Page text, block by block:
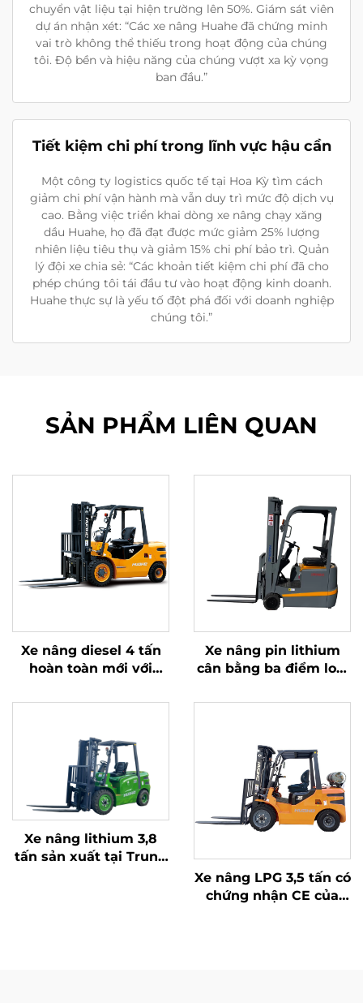
chuyển vật liệu tại hiện trường lên 50%. Giám sát viên
dự án nhận xét: “Các xe nâng Huahe đã chứng minh
vai trò không thể thiếu trong hoạt động của chúng
tôi. Độ bền và hiệu năng của chúng vượt xa kỳ vọng
ban đầu.”
Tiết kiệm chi phí trong lĩnh vực hậu cần
Một công ty logistics quốc tế tại Hoa Kỳ tìm cách
giảm chi phí vận hành mà vẫn duy trì mức độ dịch vụ
cao. Bằng việc triển khai dòng xe nâng chạy xăng
dầu Huahe, họ đã đạt được mức giảm 25% lượng
nhiên liệu tiêu thụ và giảm 15% chi phí bảo trì. Quản
lý đội xe chia sẻ: “Các khoản tiết kiệm chi phí đã cho
phép chúng tôi tái đầu tư vào hoạt động kinh doanh.
Huahe thực sự là yếu tố đột phá đối với doanh nghiệp
chúng tôi.”
SẢN PHẨM LIÊN QUAN
Xe nâng diesel 4 tấn
hoàn toàn mới với
Bản chất lượng cao
Xe nâng pin lithium
cân bằng ba điểm loại
Trung Quốc, giá cả
Xe nâng lithium 3,8
tấn sản xuất tại Trung
Xe nâng LPG 3,5 tấn có
chứng nhận CE của